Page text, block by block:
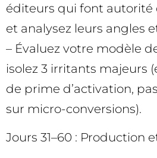
éditeurs qui font autorité
et analysez leurs angles
– Évaluez votre modèle
isolez 3 irritants majeurs
de prime d’activation,
sur micro-conversions).
Jours 31–60 : Production